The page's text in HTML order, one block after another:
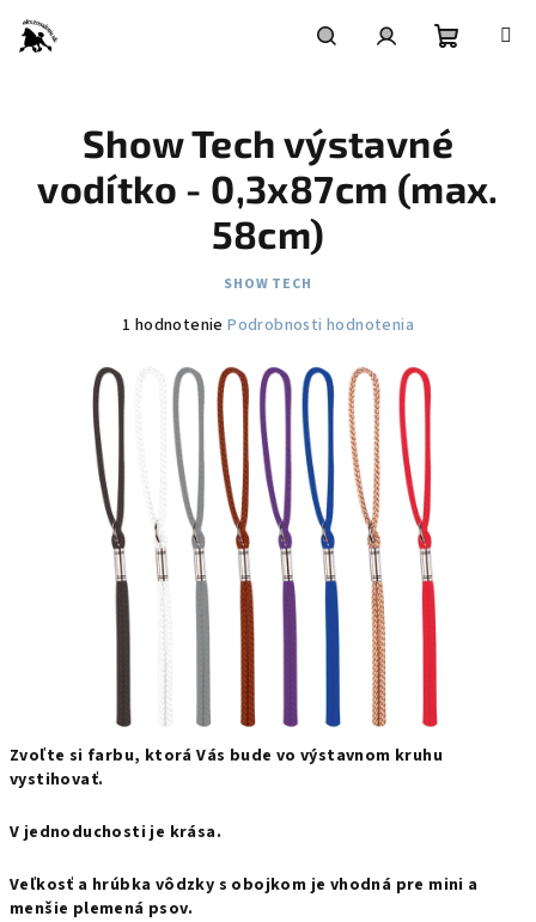
obsah
košík
Zvoľte si farbu, ktorá Vás bude vo výstavnom kruhu
vystihovať.
V jednoduchosti je krása.
Veľkosť a hrúbka vôdzky s obojkom je vhodná pre mini a
menšie plemená psov.
Show Tech výstavné
vodítko - 0,3x87cm (max.
58cm)
SHOW TECH
Priemerné
produktu
je
5
hviezdičiek.
1 hodnotenie Podrobnosti hodnotenia